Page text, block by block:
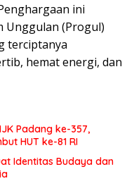
ini
Unggulan (Progul)
terciptanya
hemat energi, dan
Padang ke-357,
HUT ke-81 RI
Identitas Budaya dan